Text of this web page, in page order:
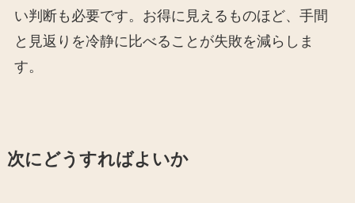
い判断も必要です。お得に見えるものほど、手間
と見返りを冷静に比べることが失敗を減らしま
す。
次にどうすればよいか